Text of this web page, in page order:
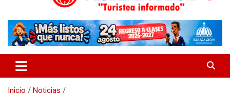
Visitantes
Inicio
Noticias